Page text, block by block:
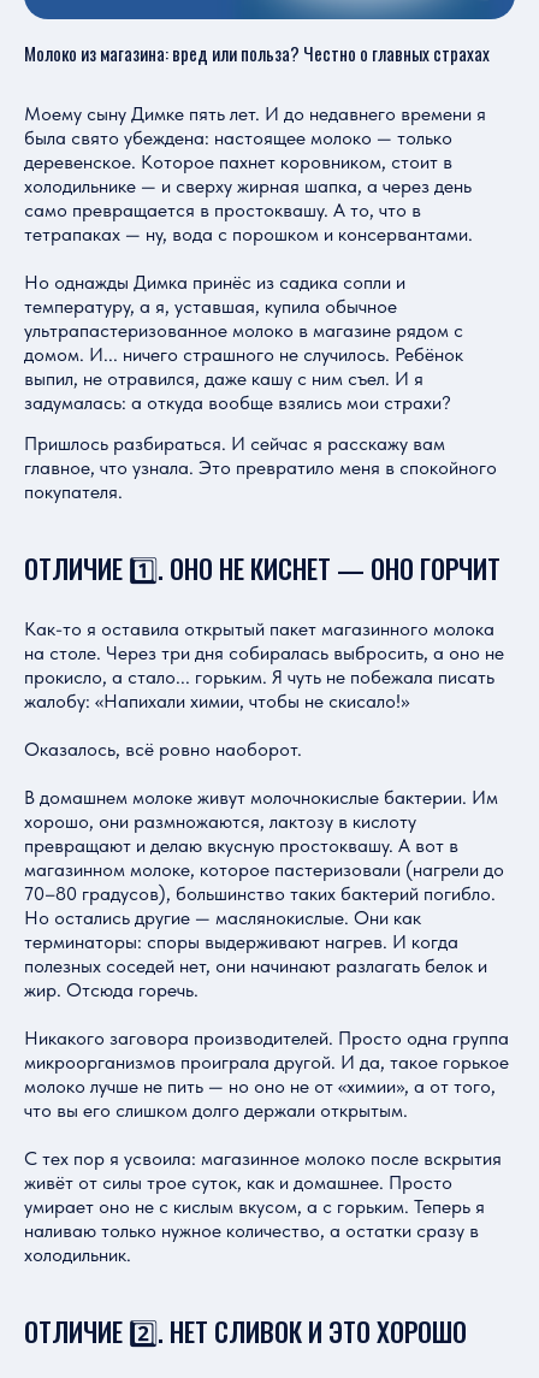
Молоко из магазина: вред или польза? Честно о главных страхах
Моему сыну Димке пять лет. И до недавнего времени я
была свято убеждена: настоящее молоко — только
деревенское. Которое пахнет коровником, стоит в
холодильнике — и сверху жирная шапка, а через день
само превращается в простоквашу. А то, что в
тетрапаках — ну, вода с порошком и консервантами.
Но однажды Димка принёс из садика сопли и
температуру, а я, уставшая, купила обычное
ультрапастеризованное молоко в магазине рядом с
домом. И... ничего страшного не случилось. Ребёнок
выпил, не отравился, даже кашу с ним съел. И я
задумалась: а откуда вообще взялись мои страхи?
Пришлось разбираться. И сейчас я расскажу вам
главное, что узнала. Это превратило меня в спокойного
покупателя.
ОТЛИЧИЕ 1️⃣. ОНО НЕ КИСНЕТ — ОНО ГОРЧИТ
Как-то я оставила открытый пакет магазинного молока
на столе. Через три дня собиралась выбросить, а оно не
прокисло, а стало... горьким. Я чуть не побежала писать
жалобу: «Напихали химии, чтобы не скисало!»
Оказалось, всё ровно наоборот.
В домашнем молоке живут молочнокислые бактерии. Им
хорошо, они размножаются, лактозу в кислоту
превращают и делаю вкусную простоквашу. А вот в
магазинном молоке, которое пастеризовали (нагрели до
70–80 градусов), большинство таких бактерий погибло.
Но остались другие — маслянокислые. Они как
терминаторы: споры выдерживают нагрев. И когда
полезных соседей нет, они начинают разлагать белок и
жир. Отсюда горечь.
Никакого заговора производителей. Просто одна группа
микроорганизмов проиграла другой. И да, такое горькое
молоко лучше не пить — но оно не от «химии», а от того,
что вы его слишком долго держали открытым.
С тех пор я усвоила: магазинное молоко после вскрытия
живёт от силы трое суток, как и домашнее. Просто
умирает оно не с кислым вкусом, а с горьким. Теперь я
наливаю только нужное количество, а остатки сразу в
холодильник.
ОТЛИЧИЕ 2️⃣. НЕТ СЛИВОК И ЭТО ХОРОШО